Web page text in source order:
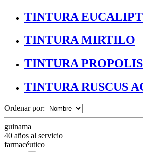
TINTURA
TINTURA MIRTILO
TINTURA PROPOLIS
TINTURA RUSCUS
Ordenar por:
guinama
40 años al servicio
farmacéutico